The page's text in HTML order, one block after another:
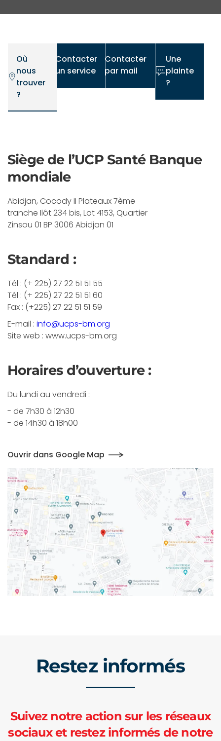
Où
nous
trouver
?
Contacter
un service
Contacter
par mail
Une
plainte
?
Siège de l’UCP Santé Banque
mondiale
Abidjan, Cocody II Plateaux 7ème
tranche Ilôt 234 bis, Lot 4153, Quartier
Zinsou 01 BP 3006 Abidjan 01
Standard :
Tél : (+ 225) 27 22 51 51 55
Tél : (+ 225) 27 22 51 51 60
Fax : (+225) 27 22 51 51 59
E-mail : info@ucps-bm.org
Site web : www.ucps-bm.org
Horaires d’ouverture :
Du lundi au vendredi :
- de 7h30 à 12h30
- de 14h30 à 18h00
Ouvrir dans Google Map
Restez informés
Suivez notre action sur les réseaux
sociaux et restez informés de notre